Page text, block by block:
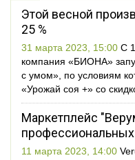
Этой весной
25 %
31 марта 2023, 15:00 С
компания «БИОНА»
с умом», по условиям
«Урожай соя +» со
Маркетплейс
11 марта 2023, 14:00